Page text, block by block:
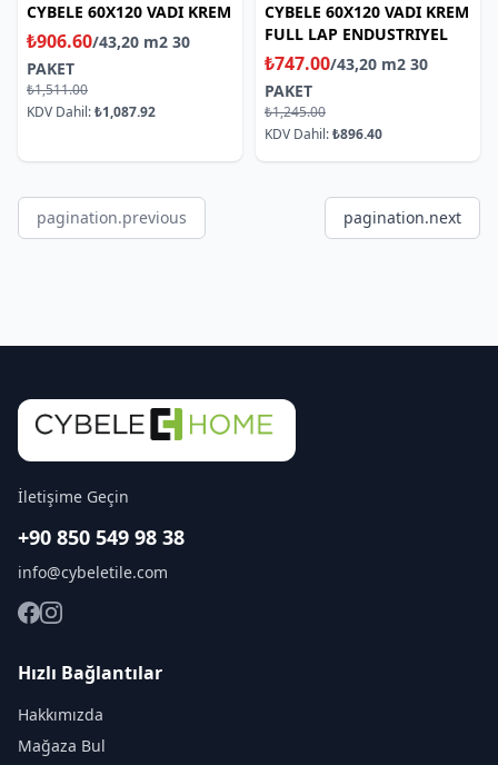
CYBELE 60X120 VADI KREM
₺906.60/43,20 m2 30
PAKET
₺1,511.00
KDV Dahil:₺1,087.92
CYBELE 60X120 VADI KREM
FULL LAP ENDUSTRIYEL
₺747.00/43,20 m2 30
PAKET
₺1,245.00
KDV Dahil:₺896.40
pagination.previous pagination.next
İletişime Geçin
+90 850 549 98 38
info@cybeletile.com
Hızlı Bağlantılar
Hakkımızda
Mağaza Bul